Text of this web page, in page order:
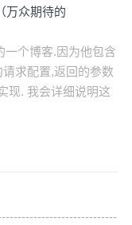
万众期待的
一个博客.因为他包含
请求配置,返回的参数
现. 我会详细说明这